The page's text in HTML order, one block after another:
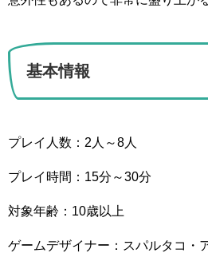
基本情報
プレイ人数：2人～8人
プレイ時間：15分～30分
対象年齢：10歳以上
ゲームデザイナー：スパルタコ・